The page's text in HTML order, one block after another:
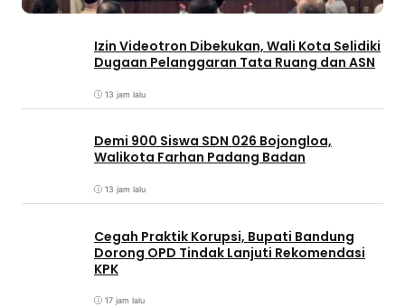
Izin Videotron Dibekukan, Wali Kota Selidiki
Dugaan Pelanggaran Tata Ruang dan ASN
13 jam lalu
Demi 900 Siswa SDN 026 Bojongloa,
Walikota Farhan Padang Badan
13 jam lalu
Cegah Praktik Korupsi, Bupati Bandung
Dorong OPD Tindak Lanjuti Rekomendasi
KPK
17 jam lalu